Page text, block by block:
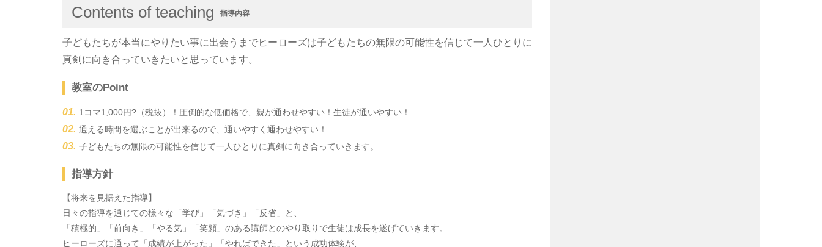
Contents of teaching 指導内容
子どもたちが本当にやりたい事に出会うまでヒーローズは子どもたちの無限の可能性を信じて一人ひとりに
真剣に向き合っていきたいと思っています。
教室のPoint
1コマ1,000円?（税抜）！圧倒的な低価格で、親が通わせやすい！生徒が通いやすい！
通える時間を選ぶことが出来るので、通いやすく通わせやすい！
子どもたちの無限の可能性を信じて一人ひとりに真剣に向き合っていきます。
指導方針
【将来を見据えた指導】
日々の指導を通じての様々な「学び」「気づき」「反省」と、
「積極的」「前向き」「やる気」「笑顔」のある講師とのやり取りで生徒は成長を遂げていきます。
ヒーローズに通って「成績が上がった」「やればできた」という成功体験が、